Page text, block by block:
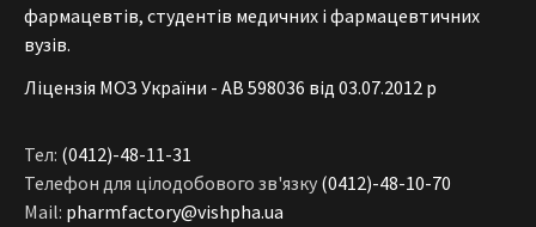
фармацевтів, студентів медичних і фармацевтичних
вузів.
Ліцензія МОЗ України - АВ 598036 від 03.07.2012 р
Тел: (0412)-48-11-31
Телефон для цілодобового зв'язку (0412)-48-10-70
Mail: pharmfactory@vishpha.ua